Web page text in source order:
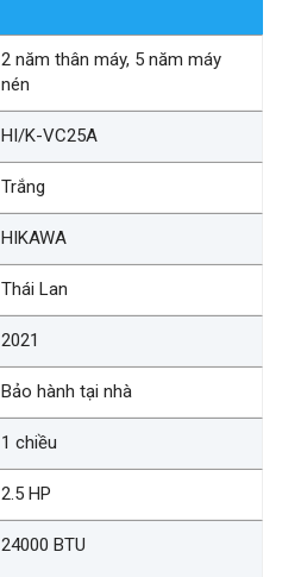
2 năm thân máy, 5 năm máy
nén
HI/K-VC25A
Trắng
HIKAWA
Thái Lan
2021
Bảo hành tại nhà
1 chiều
2.5 HP
24000 BTU